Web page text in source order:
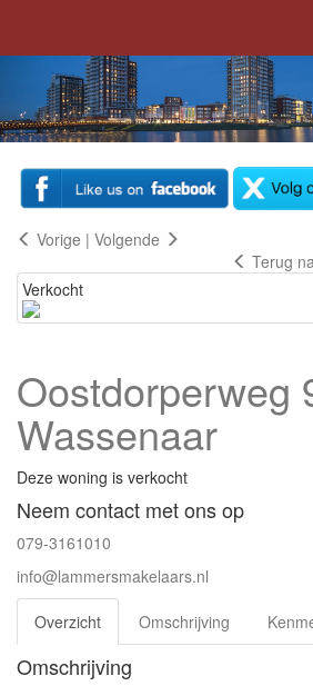
Vorige | Volgende
Terug
Verkocht
Oostdorperweg
Wassenaar
Deze woning is verkocht
Neem contact met ons op
079-3161010
info@lammersmakelaars.nl
Overzicht Omschrijving
Omschrijving